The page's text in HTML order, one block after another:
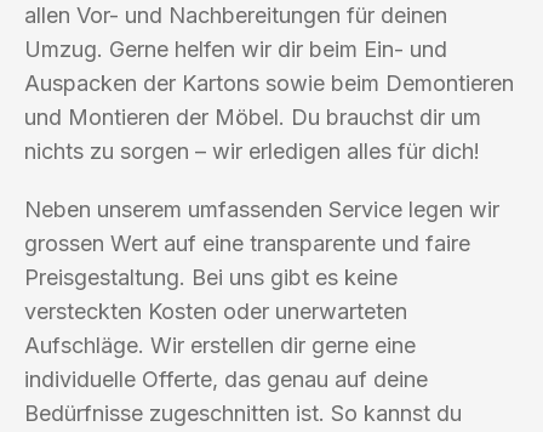
allen Vor- und Nachbereitungen für deinen
Umzug. Gerne helfen wir dir beim Ein- und
Auspacken der Kartons sowie beim Demontieren
und Montieren der Möbel. Du brauchst dir um
nichts zu sorgen – wir erledigen alles für dich!
Neben unserem umfassenden Service legen wir
grossen Wert auf eine transparente und faire
Preisgestaltung. Bei uns gibt es keine
versteckten Kosten oder unerwarteten
Aufschläge. Wir erstellen dir gerne eine
individuelle Offerte, das genau auf deine
Bedürfnisse zugeschnitten ist. So kannst du